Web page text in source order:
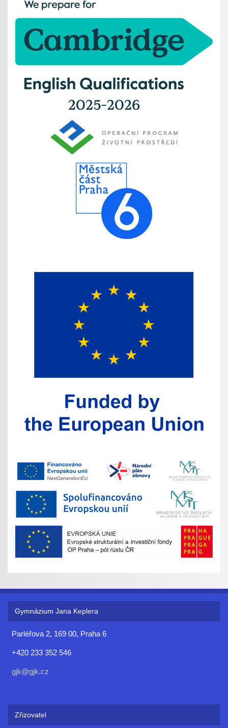
Gymnázium Jana Keplera
Parléřova 2, 169 00, Praha 6
+420 233 352 546
gjk@gjk.cz
Zřizovatel